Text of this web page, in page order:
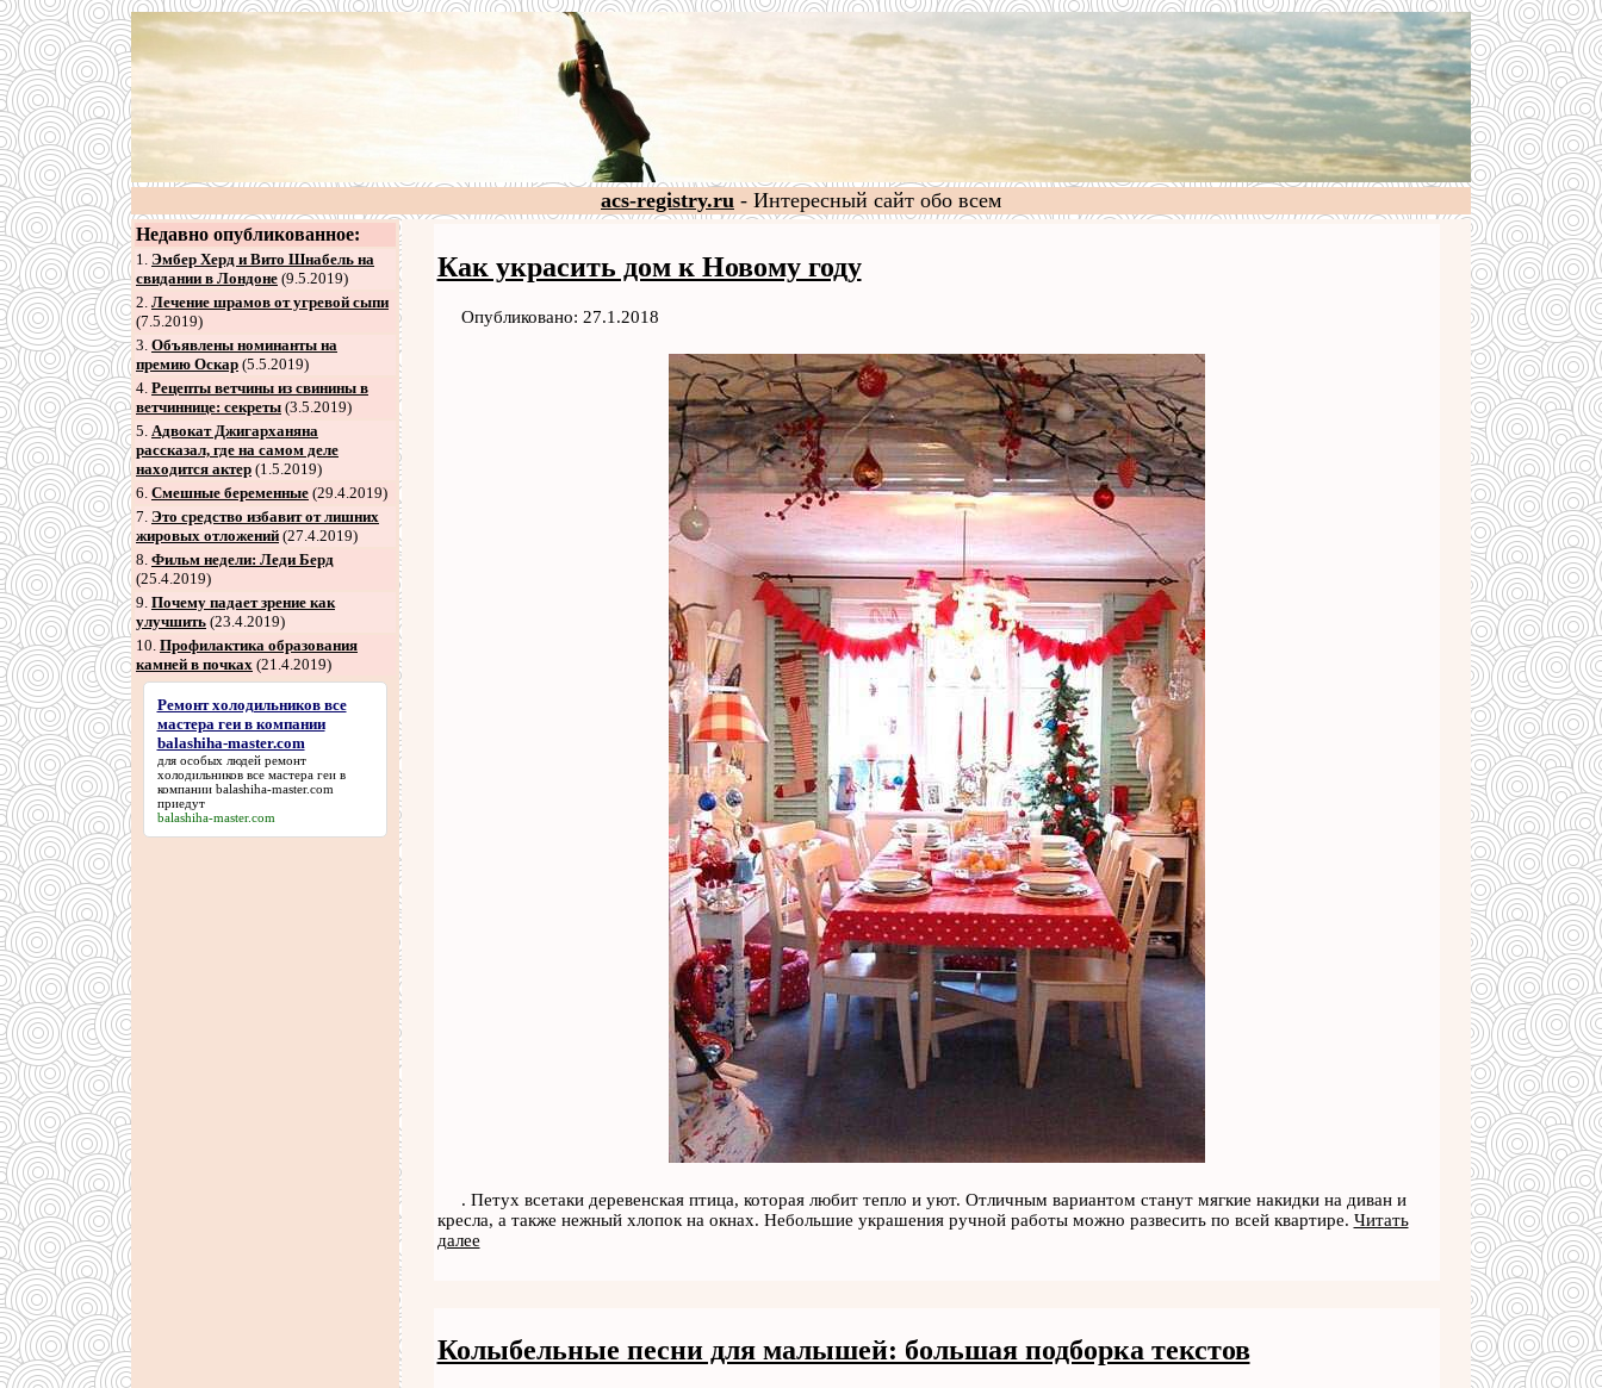
acs-registry.ru - Интересный сайт обо всем
Недавно опубликованное:
1. Эмбер Херд и Вито Шнабель на
свидании в Лондоне (9.5.2019)
2. Лечение шрамов от угревой сыпи
(7.5.2019)
3. Объявлены номинанты на
премию Оскар (5.5.2019)
4. Рецепты ветчины из свинины в
ветчиннице: секреты (3.5.2019)
5. Адвокат Джигарханяна
рассказал, где на самом деле
находится актер (1.5.2019)
6. Смешные беременные (29.4.2019)
7. Это средство избавит от лишних
жировых отложений (27.4.2019)
8. Фильм недели: Леди Берд
(25.4.2019)
9. Почему падает зрение как
улучшить (23.4.2019)
10. Профилактика образования
камней в почках (21.4.2019)
Ремонт холодильников все
мастера геи в компании
balashiha-master.com
для особых людей ремонт
холодильников все мастера геи в
компании balashiha-master.com
приедут
balashiha-master.com
Как украсить дом к Новому году
Опубликовано: 27.1.2018
. Петух всетаки деревенская птица, которая любит тепло и уют. Отличным вариантом станут мягкие накидки на диван и
кресла, а также нежный хлопок на окнах. Небольшие украшения ручной работы можно развесить по всей квартире. Читать
далее
Колыбельные песни для малышей: большая подборка текстов